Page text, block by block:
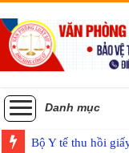
Danh mục
Bộ Y tế thu hồi